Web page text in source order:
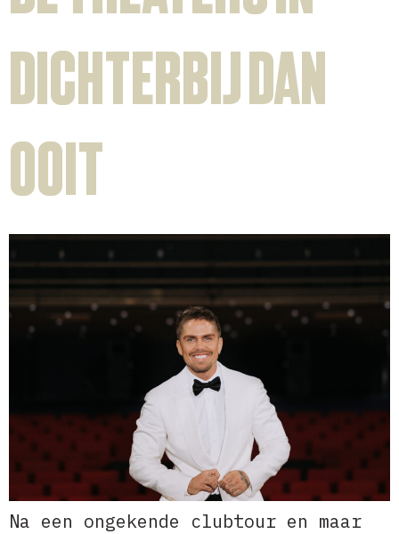
Dichterbij Dan
Ooit
Na een ongekende clubtour en maar